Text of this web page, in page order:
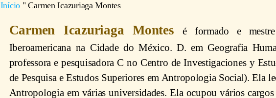
Início "Carmen Icazuriaga Montes
Carmen Icazuriaga Montesé formado e
Iberoamericana na Cidade do México. D. em Geografia
professora e pesquisadora C no Centro de Investigaciones y
de Pesquisa e Estudos Superiores em Antropologia Social). Ela
Antropologia em várias universidades. Ela ocupou vários